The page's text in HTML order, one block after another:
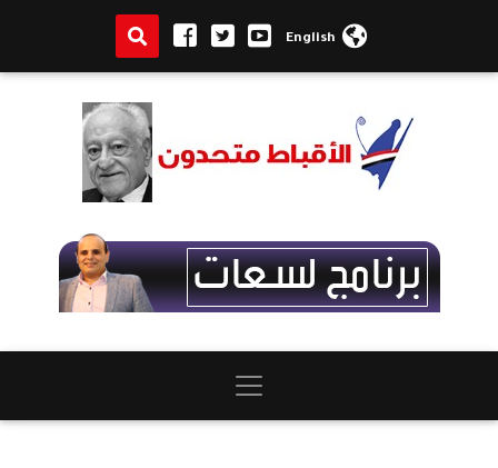
English